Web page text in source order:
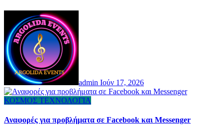
admin Ιούν 17, 2026
ΚΟΣΜΟΣ ΤΕΧΝΟΛΟΓΙΑ
Αναφορές για προβλήματα σε Facebook και Messenger